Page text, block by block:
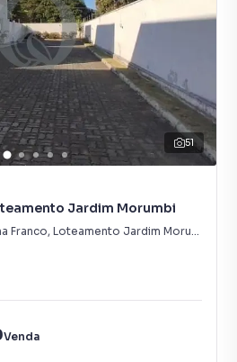
51
Jardim Morumbi
Franco, Loteamento Jardim Morumbi
Venda